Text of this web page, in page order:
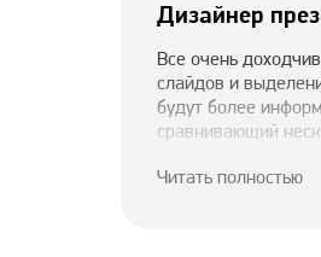
Дизайнер
Все очень
слайдов и
будут более
сравнивающий
Читать полностью